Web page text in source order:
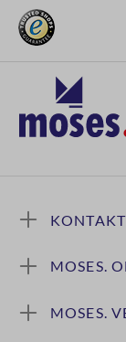
KONTAKT
MOSES.
MOSES.